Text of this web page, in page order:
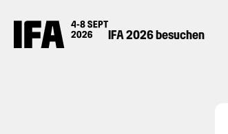
IFA 2026 besuchen